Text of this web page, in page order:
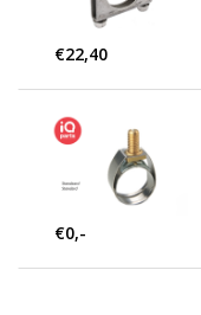
€22,40
€0,-